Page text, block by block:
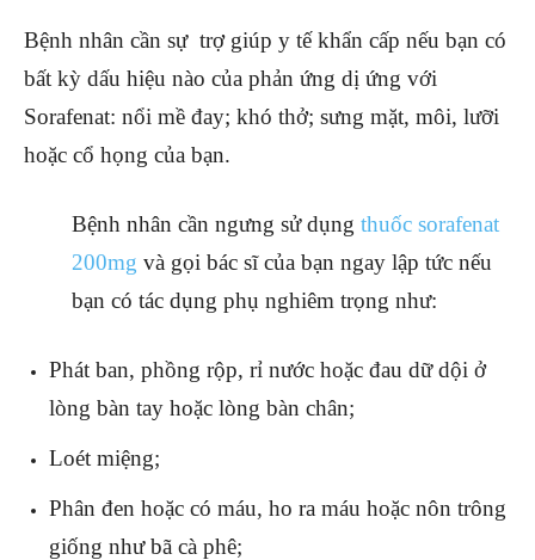
Bệnh nhân cần sự trợ giúp y tế khẩn cấp nếu bạn có
bất kỳ dấu hiệu nào của phản ứng dị ứng với
Sorafenat: nổi mề đay; khó thở; sưng mặt, môi, lưỡi
hoặc cổ họng của bạn.
Bệnh nhân cần ngưng sử dụng thuốc sorafenat
200mg và gọi bác sĩ của bạn ngay lập tức nếu
bạn có tác dụng phụ nghiêm trọng như:
Phát ban, phồng rộp, rỉ nước hoặc đau dữ dội ở
lòng bàn tay hoặc lòng bàn chân;
Loét miệng;
Phân đen hoặc có máu, ho ra máu hoặc nôn trông
giống như bã cà phê;